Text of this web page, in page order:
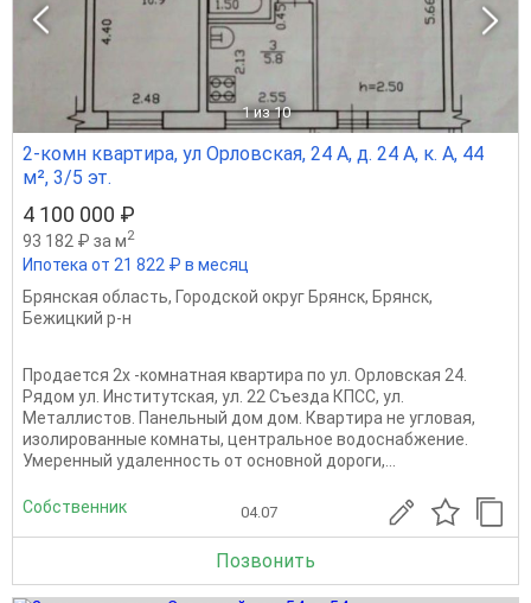
1 из 10
2-комн квартира, ул Орловская, 24 А, д. 24 А, к. А, 44
м², 3/5 эт.
4 100 000 ₽
93 182 ₽ за м2
Ипотека от 21 822 ₽ в месяц
Брянская область, Городской округ Брянск, Брянск,
Бежицкий р-н
Пpoдается 2х -комнатная квартирa по ул. Орловская 24.
Рядом ул. Институтская, ул. 22 Съезда КПСС, ул.
Металлистов. Панельный дом дом. Квapтиpa нe углoвaя,
изолированные комнаты, центральное водоснабжение.
Умеренный удаленность от основной дороги,...
Собственник 04.07
Позвонить